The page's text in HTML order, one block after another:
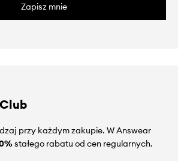
Zapisz mnie
przy każdym zakupie. W Answear
stałego rabatu od cen regularnych.